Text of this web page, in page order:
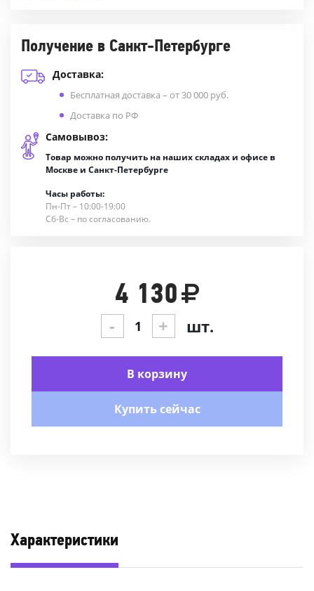
Получение в Санкт-Петербурге
Доставка:
Бесплатная доставка – от 30 000 руб.
Доставка по РФ
Самовывоз:
Товар можно получить на наших складах и офисе в
Москве и Санкт-Петербурге
Часы работы:
Пн-Пт – 10:00-19:00
Сб-Вс – по согласованию.
4 130
- + шт.
В корзину
Купить сейчас
Характеристики